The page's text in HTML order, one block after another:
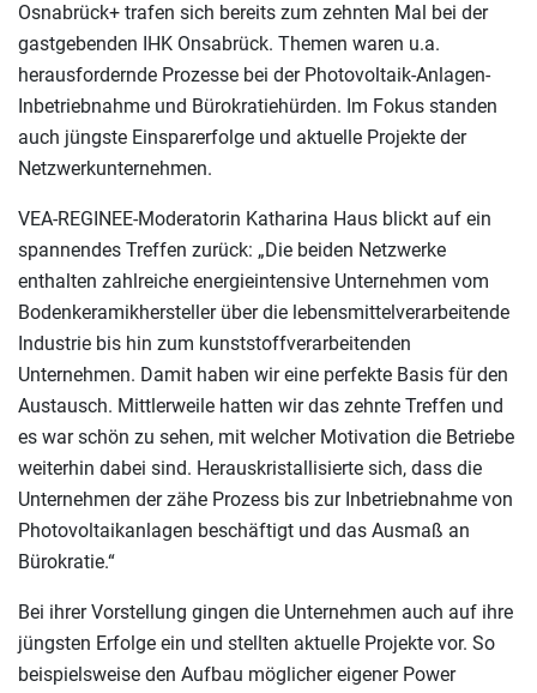
Osnabrück+ trafen sich bereits zum zehnten Mal bei der
gastgebenden IHK Onsabrück. Themen waren u.a.
herausfordernde Prozesse bei der Photovoltaik-Anlagen-
Inbetriebnahme und Bürokratiehürden. Im Fokus standen
auch jüngste Einsparerfolge und aktuelle Projekte der
Netzwerkunternehmen.
VEA-REGINEE-Moderatorin Katharina Haus blickt auf ein
spannendes Treffen zurück: „Die beiden Netzwerke
enthalten zahlreiche energieintensive Unternehmen vom
Bodenkeramikhersteller über die lebensmittelverarbeitende
Industrie bis hin zum kunststoffverarbeitenden
Unternehmen. Damit haben wir eine perfekte Basis für den
Austausch. Mittlerweile hatten wir das zehnte Treffen und
es war schön zu sehen, mit welcher Motivation die Betriebe
weiterhin dabei sind. Herauskristallisierte sich, dass die
Unternehmen der zähe Prozess bis zur Inbetriebnahme von
Photovoltaikanlagen beschäftigt und das Ausmaß an
Bürokratie.“
Bei ihrer Vorstellung gingen die Unternehmen auch auf ihre
jüngsten Erfolge ein und stellten aktuelle Projekte vor. So
beispielsweise den Aufbau möglicher eigener Power